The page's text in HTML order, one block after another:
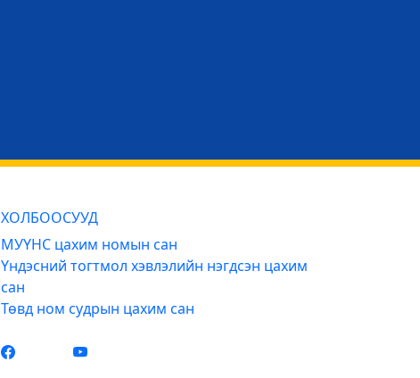
ХОЛБООСУУД
МУҮНС цахим номын сан
Үндэсний тогтмол хэвлэлийн нэгдсэн цахим
сан
Төвд ном судрын цахим сан